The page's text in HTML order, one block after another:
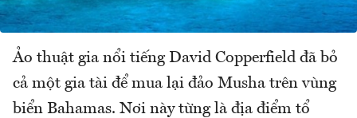
Ảo thuật gia nổi tiếng David Copperfield đã bỏ
cả một gia tài để mua lại đảo Musha trên vùng
biển Bahamas. Nơi này từng là địa điểm tổ